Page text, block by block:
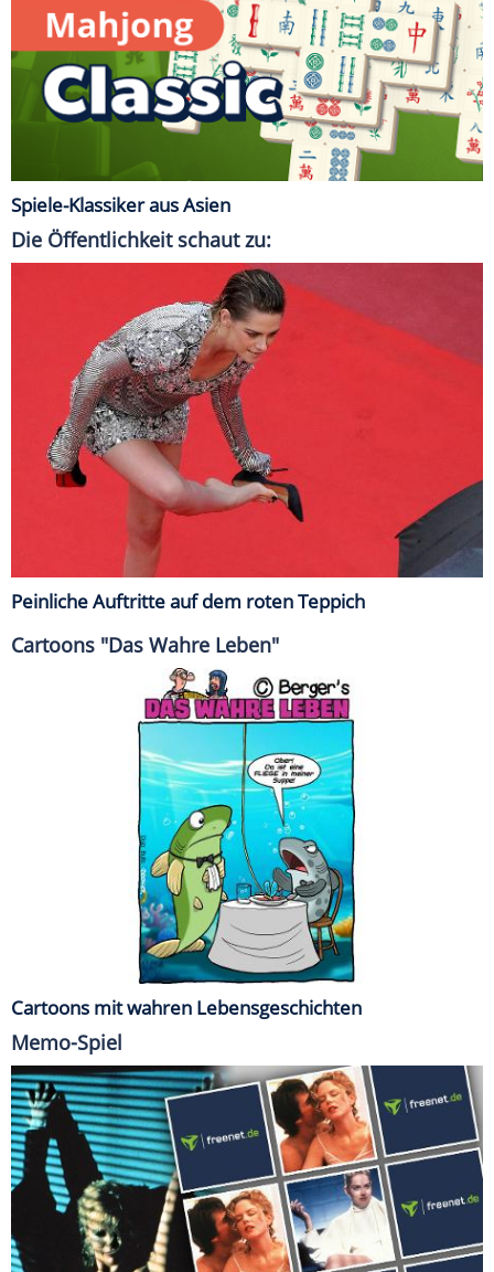
Spiele-Klassiker aus Asien
Die Öffentlichkeit schaut zu:
Peinliche Auftritte auf dem roten Teppich
Cartoons "Das Wahre Leben"
Cartoons mit wahren Lebensgeschichten
Memo-Spiel